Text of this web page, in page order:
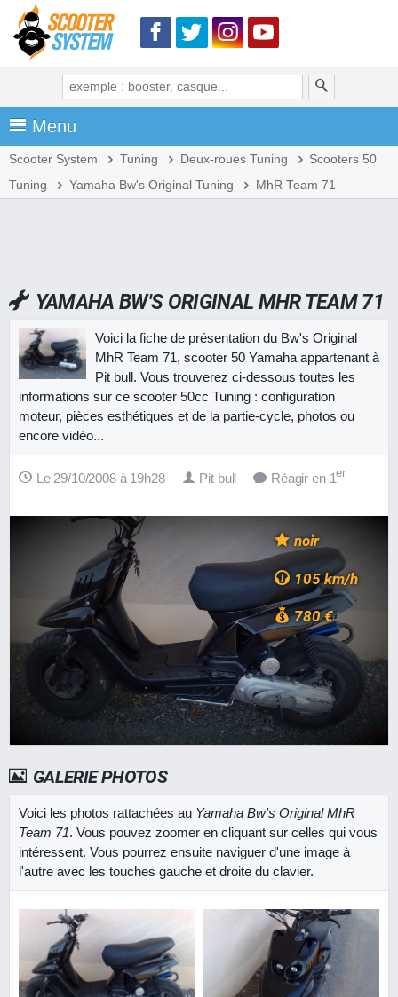
Menu
Scooter System Tuning Deux-roues Tuning
Scooters 50
Tuning
Yamaha Bw's Original Tuning MhR Team 71
YAMAHA BW'S ORIGINAL MHR TEAM 71
Voici la fiche de présentation du Bw's Original
MhR Team 71, scooter 50 Yamaha appartenant à
Pit bull. Vous trouverez ci-dessous toutes les
informations sur ce scooter 50cc Tuning : configuration
moteur, pièces esthétiques et de la partie-cycle, photos ou
encore vidéo...
Le 29/10/2008 à 19h28 Pit bull Réagir en 1er
noir
105 km/h
780 €
GALERIE PHOTOS
Voici les photos rattachées au Yamaha Bw's Original MhR
Team 71. Vous pouvez zoomer en cliquant sur celles qui vous
intéressent. Vous pourrez ensuite naviguer d'une image à
l'autre avec les touches gauche et droite du clavier.